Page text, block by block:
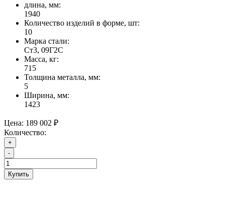
длина, мм:
1940
Количество изделий в форме, шт:
10
Марка стали:
Ст3, 09Г2С
Масса, кг:
715
Толщина металла, мм:
5
Ширина, мм:
1423
Цена: 189 002 ₽
Количество:
+
-
Купить